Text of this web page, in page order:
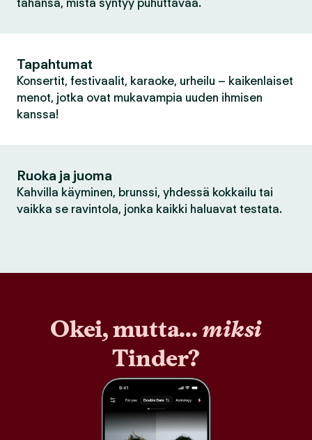
tahansa, mistä syntyy puhuttavaa.
Tapahtumat
Konsertit, festivaalit, karaoke, urheilu – kaikenlaiset
menot, jotka ovat mukavampia uuden ihmisen
kanssa!
Ruoka ja juoma
Kahvilla käyminen, brunssi, yhdessä kokkailu tai
vaikka se ravintola, jonka kaikki haluavat testata.
Okei, mutta...miksi
Tinder?